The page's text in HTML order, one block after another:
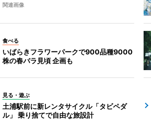
関連画像
食べる
いばらきフラワーパークで900品種9000
株の春バラ見頃 企画も
見る・遊ぶ
土浦駅前に新レンタサイクル「タビペダ
ル」 乗り捨てで自由な旅設計